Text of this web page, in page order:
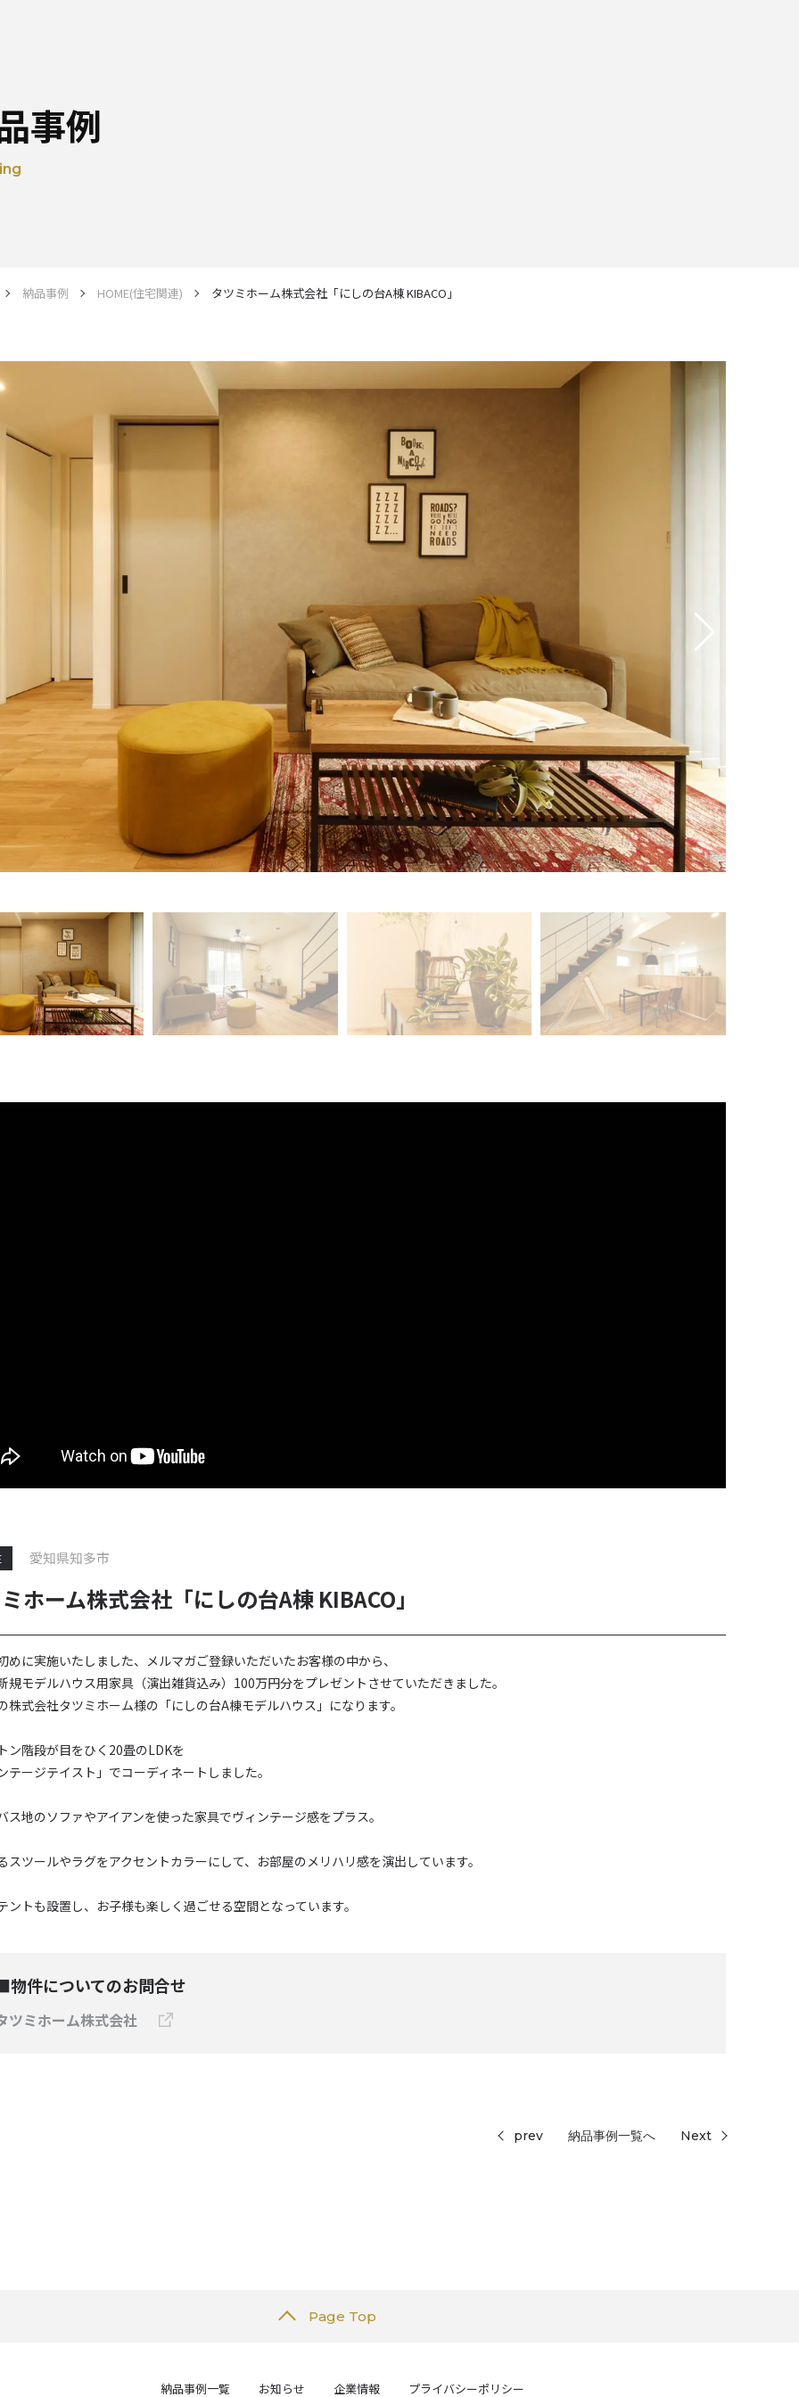
事例
納品事例 HOME(住宅関連) タツミホーム株式会社「にしの台A棟 KIBACO」
ホーム株式会社「にしの台A棟 KIBACO」
愛知県知多市
めに実施いたしました、メルマガご登録いただいたお客様の中から、
規モデルハウス用家具（演出雑貨込み）100万円分をプレゼントさせていただきました。
株式会社タツミホーム様の「にしの台A棟モデルハウス」になります。
ン階段が目をひく20畳のLDKを
テージテイスト」でコーディネートしました。
ス地のソファやアイアンを使った家具でヴィンテージ感をプラス。
スツールやラグをアクセントカラーにして、お部屋のメリハリ感を演出しています。
ントも設置し、お子様も楽しく過ごせる空間となっています。
件についてのお問合せ
ツミホーム株式会社
prev 納品事例一覧へ Next
Page Top
納品事例一覧 お知らせ 企業情報 プライバシーポリシー